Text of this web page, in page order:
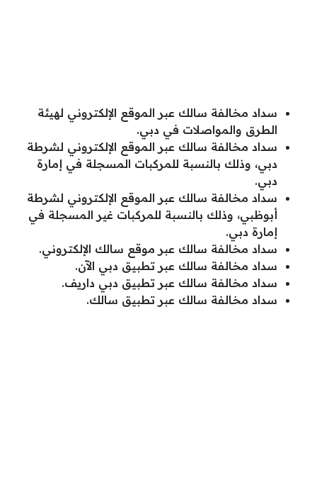
سداد مخالفة سالك عبر الموقع الإلكتروني لهيئة
الطرق والمواصلات في دبي.
سداد مخالفة سالك عبر الموقع الإلكتروني لشرطة
دبي، وذلك بالنسبة للمركبات المسجلة في إمارة
دبي.
سداد مخالفة سالك عبر الموقع الإلكتروني لشرطة
أبوظبي، وذلك بالنسبة للمركبات غير المسجلة في
إمارة دبي.
سداد مخالفة سالك عبر موقع سالك الإلكتروني.
سداد مخالفة سالك عبر تطبيق دبي الآن.
سداد مخالفة سالك عبر تطبيق دبي داريف.
سداد مخالفة سالك عبر تطبيق سالك.